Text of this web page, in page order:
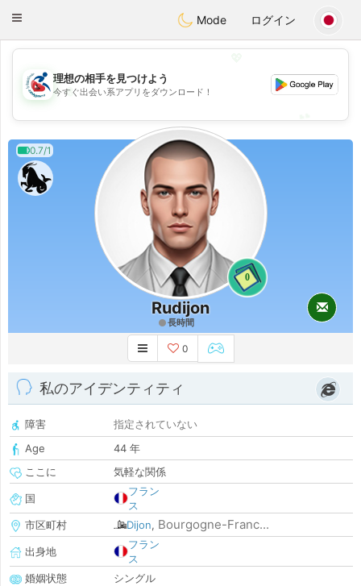
Handi Space
Toggle
Mode ログイン
💖
💕
理想の相手を見つけよう
今すぐ出会い系アプリをダウンロード！
0.7/1
0
Rudijon
長時間
0
私のアイデンティティ
障害
指定されていない
Age
44 年
ここに
気軽な関係
国
フラン
ス
市区町村
Dijon, Bourgogne-Franc...
出身地
フラン
ス
婚姻状態
シングル